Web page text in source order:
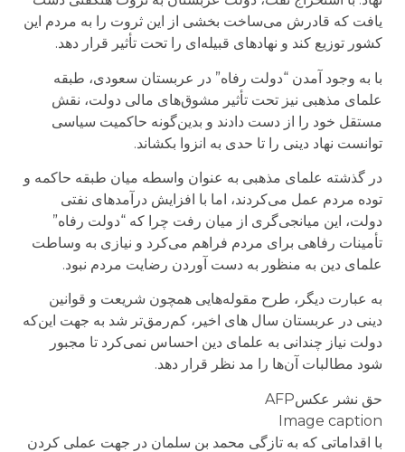
یافت که قادرش می‌ساخت بخشی از این ثروت را به مردم این
کشور توزیع کند و نهادهای قبیله‌ای را تحت تأثیر قرار دهد.
با به وجود آمدن “دولت رفاه” در عربستان سعودی، طبقه
علمای مذهبی نیز تحت تأثیر مشوق‌های مالی دولت، نقش
مستقل خود را از دست دادند و بدین‌گونه حاکمیت سیاسی
توانست نهاد دینی را تا حدی به انزوا بکشاند.
در گذشته علمای مذهبی به عنوان واسطه میان طبقه حاکمه و
توده مردم عمل می‌کردند، اما با افزایش در‌آمد‌های نفتی
دولت، این میانجی‌گری از میان رفت چرا که “دولت رفاه”
تأمینات رفاهی برای مردم فراهم می‌کرد و نیازی به وساطت
علمای دین به منظور به دست آوردن رضایت مردم نبود.
به عبارت دیگر، طرح مقوله‌هایی همچون شریعت و قوانین
دینی در عربستان سال های اخیر، کم‌رمق‌تر شد به جهت این‌که
دولت نیاز چندانی به علمای دین احساس نمی‌کرد تا مجبور
شود مطالبات آن‌ها را مد نظر قرار دهد.
حق نشر عکسAFP
Image caption
با اقداماتی که به تازگی محمد بن سلمان در جهت عملی کردن